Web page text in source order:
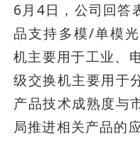
6月4日，公司回答
品支持多模/单模
机主要用于工业、
级交换机主要用于
产品技术成熟度与
局推进相关产品的